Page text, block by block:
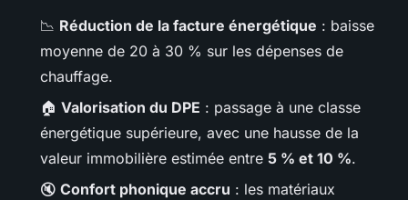
📉 Réduction de la facture énergétique : baisse
moyenne de 20 à 30 % sur les dépenses de
chauffage.
🏠 Valorisation du DPE : passage à une classe
énergétique supérieure, avec une hausse de la
valeur immobilière estimée entre 5 % et 10 %.
🔇 Confort phonique accru : les matériaux